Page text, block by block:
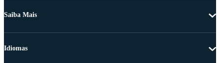
Saiba Mais
Idiomas